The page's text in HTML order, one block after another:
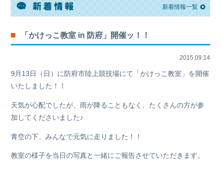
新着情報一覧
「かけっこ教室 in 防府」開催ッ！！
2015.09.14
9月13日（日）に防府市陸上競技場にて「かけっこ教室」を開催
いたしました！！
天気が心配でしたが、雨が降ることもなく、たくさんの方が参
加してくださいました♪
青空の下、みんなで元気に走りました！！
教室の様子を当日の写真と一緒にご報告させていただきます。